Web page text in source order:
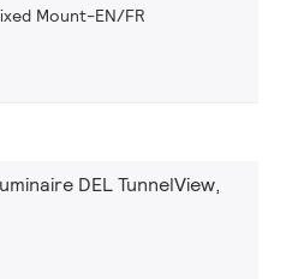
Mount-EN/FR
DEL TunnelView,